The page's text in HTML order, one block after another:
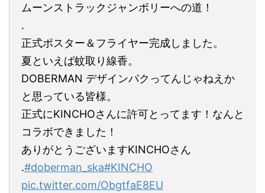
ムーンストラックジャンボリーへの道！
.
正式ポスター＆フライヤー完成しました。
夏といえば蚊取り線香。
DOBERMAN デザインパクってんじゃねえか
と思っている皆様。
正式にKINCHOさんに許可とってます！なんと
コラボできました！
ありがとうございますKINCHOさん
.#doberman_ska#KINCHO
pic.twitter.com/ObgtfaE8EU